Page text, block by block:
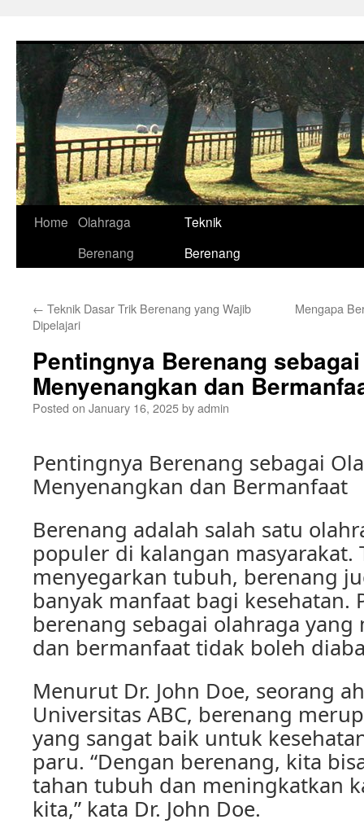
Home Olahraga
Berenang
Teknik
Berenang
← Teknik Dasar Trik Berenang yang Wajib
Dipelajari
Mengapa
Pentingnya Berenang
Menyenangkan dan
Posted on January 16, 2025byadmin
Pentingnya Berenang sebagai
Menyenangkan dan Bermanfaat
Berenang adalah salah satu
populer di kalangan masyarakat.
menyegarkan tubuh, berenang
banyak manfaat bagi kesehatan.
berenang sebagai olahraga yang
dan bermanfaat tidak boleh
Menurut Dr. John Doe, seorang
Universitas ABC, berenang
yang sangat baik untuk
paru. “Dengan berenang, kita
tahan tubuh dan meningkatkan
kita,” kata Dr. John Doe.